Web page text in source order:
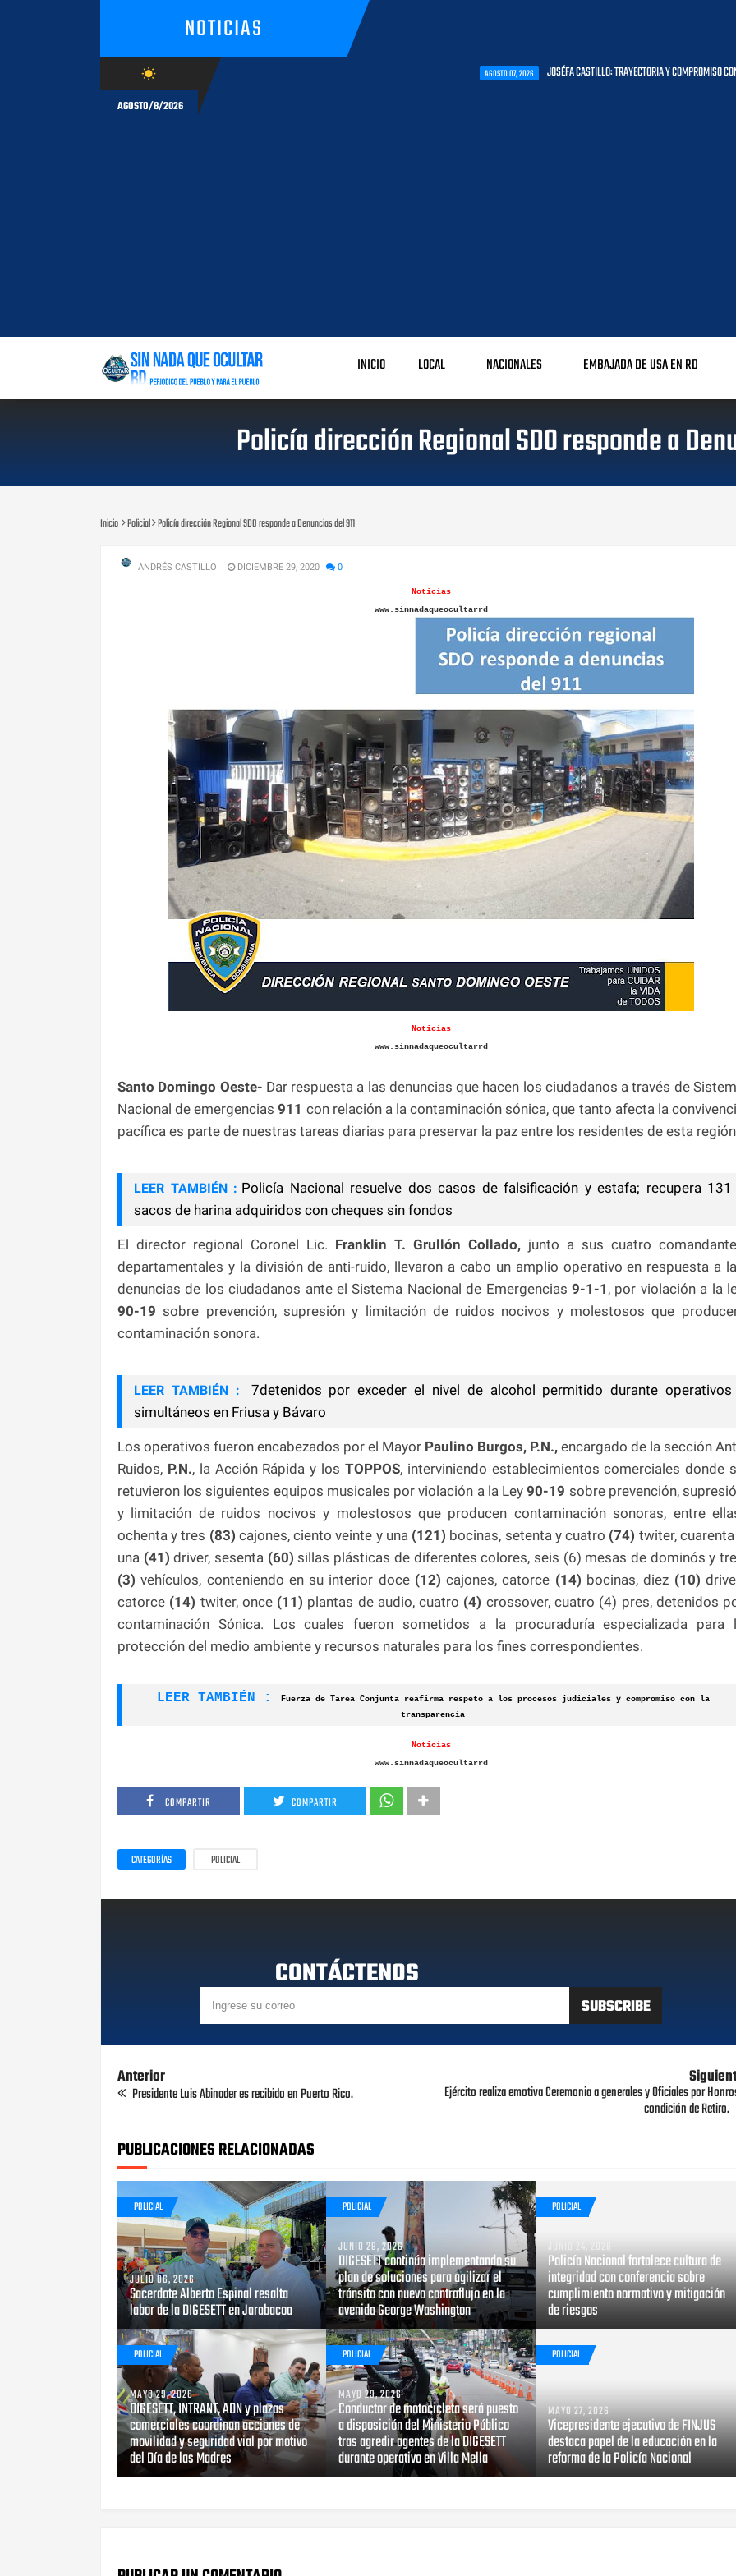
NOTICIAS
wb_sunny
AGOSTO/8/2026
JOSÉFA CASTILLO: TRAYECTORIA Y COMPROMISO CON LA PRIMERA
INICIO LOCAL NACIONALES EMBAJADA DE USA EN RD
Policía dirección Regional SDO responde a
Inicio Policial Policía dirección Regional SDO responde a Denuncias del 911
ANDRÉS CASTILLO DICIEMBRE 29, 2020 0
Noticias
www.sinnadaqueocultarrd
Noticias
www.sinnadaqueocultarrd
Santo Domingo Oeste- Dar respuesta a las denuncias que hacen los ciudadanos a través de
Nacional de emergencias 911 con relación a la contaminación sónica, que tanto afecta la
pacífica es parte de nuestras tareas diarias para preservar la paz entre los residentes de esta
LEER TAMBIÉN : Policía Nacional resuelve dos casos de falsificación y estafa; recupera 131
sacos de harina adquiridos con cheques sin fondos
El director regional Coronel Lic. Franklin T. Grullón Collado, junto a sus cuatro
departamentales y la división de anti-ruido, llevaron a cabo un amplio operativo en respuesta a
denuncias de los ciudadanos ante el Sistema Nacional de Emergencias 9-1-1 , por violación a la
90-19 sobre prevención, supresión y limitación de ruidos nocivos y molestosos que
contaminación sonora.
LEER TAMBIÉN :
7detenidos por exceder el nivel de alcohol permitido durante operativos
simultáneos en Friusa y Bávaro
Los operativos fueron encabezados por el Mayor Paulino Burgos, P.N., encargado de la sección
Ruidos, P.N., la Acción Rápida y los TOPPOS, interviniendo establecimientos comerciales donde
retuvieron los siguientes equipos musicales por violación a la Ley 90-19 sobre prevención,
y limitación de ruidos nocivos y molestosos que producen contaminación sonoras, entre
ochenta y tres (83) cajones, ciento veinte y una (121) bocinas, setenta y cuatro (74) twiter,
una (41) driver, sesenta (60) sillas plásticas de diferentes colores, seis (6) mesas de dominós y
(3)vehículos, conteniendo en su interior doce (12)cajones, catorce (14) bocinas, diez (10)
catorce (14) twiter, once(11) plantas de audio, cuatro (4) crossover, cuatro (4) pres, detenidos
contaminación Sónica. Los cuales fueron sometidos a la procuraduría especializada para
protección del medio ambiente y recursos naturales para los fines correspondientes.
LEER TAMBIÉN :
Fuerza de Tarea Conjunta reafirma respeto a los procesos judiciales y compromiso con la
transparencia
Noticias
www.sinnadaqueocultarrd
COMPARTIR COMPARTIR
CATEGORÍAS POLICIAL
CONTÁCTENOS
Anterior
Presidente Luis Abinader es recibido en Puerto Rico. Ejército realiza emotiva Ceremonia a generales y Oficiales por
condición de Retiro.
PUBLICACIONES RELACIONADAS
POLICIAL
JULIO 06, 2026
Sacerdote Alberto Espinal resalta
labor de la DIGESETT en Jarabacoa
POLICIAL
JUNIO 29, 2026
DIGESETT continúa implementando su
plan de soluciones para agilizar el
tránsito con nuevo contraflujo en la
avenida George Washington
POLICIAL
JUNIO 24, 2026
Policía Nacional fortalece cultura de
integridad con conferencia sobre
cumplimiento normativo y mitigación
de riesgos
POLICIAL
MAYO 29, 2026
DIGESETT, INTRANT, ADN y plazas
comerciales coordinan acciones de
movilidad y seguridad vial por motivo
del Día de las Madres
POLICIAL
MAYO 29, 2026
Conductor de motocicleta será puesto
a disposición del Ministerio Público
tras agredir agentes de la DIGESETT
durante operativo en Villa Mella
POLICIAL
MAYO 27, 2026
Vicepresidente ejecutivo de FINJUS
destaca papel de la educación en la
reforma de la Policía Nacional